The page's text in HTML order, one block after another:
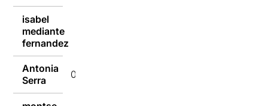
isabel
mediante
fernandez
Antonia
Serra
09/01/2017